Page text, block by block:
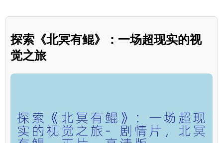
探索《北冥有鲲》：一场超现实的视
觉之旅